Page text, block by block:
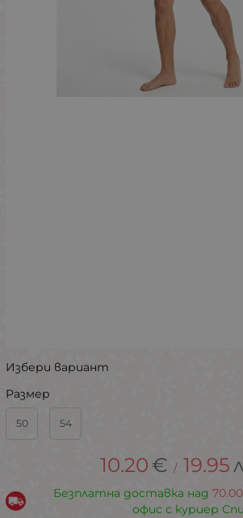
Избери вариант
Размер
50 54
10.20 € / 19.95
Безплатна доставка над 70.00
офис с куриер